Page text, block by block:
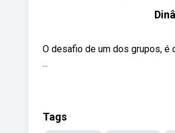
O desafio de um dos grupos,
...
Tags